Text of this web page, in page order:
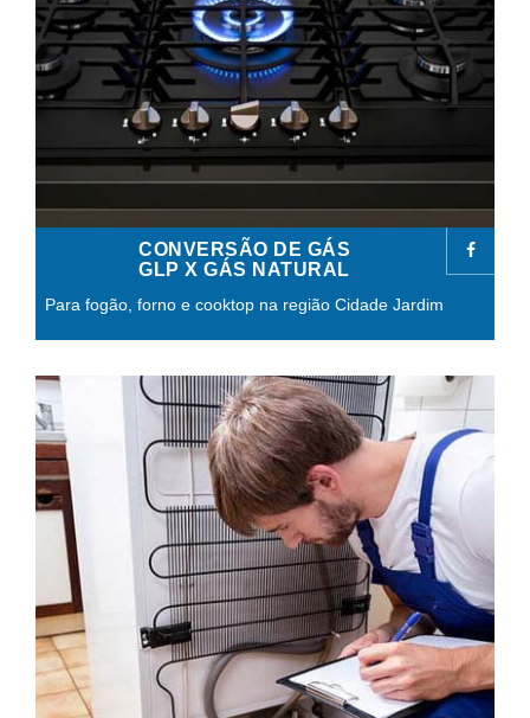
CONVERSÃO DE GÁS
GLP X GÁS NATURAL
Para fogão, forno e cooktop na região Cidade Jardim